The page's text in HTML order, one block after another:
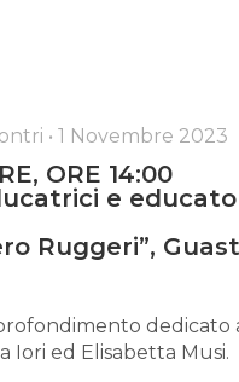
• 1 Novembre 2023
ORE 14:00
e
Ruggeri”,
dedicato
Iori ed Elisabetta Musi.